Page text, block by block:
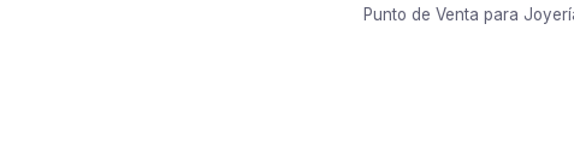
Punto de Venta para